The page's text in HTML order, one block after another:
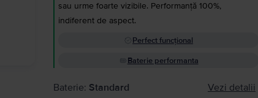
sau urme foarte vizibile. Performanță 100%,
indiferent de aspect.
Perfect funcțional
Baterie performanta
Baterie: Standard Vezi detalii